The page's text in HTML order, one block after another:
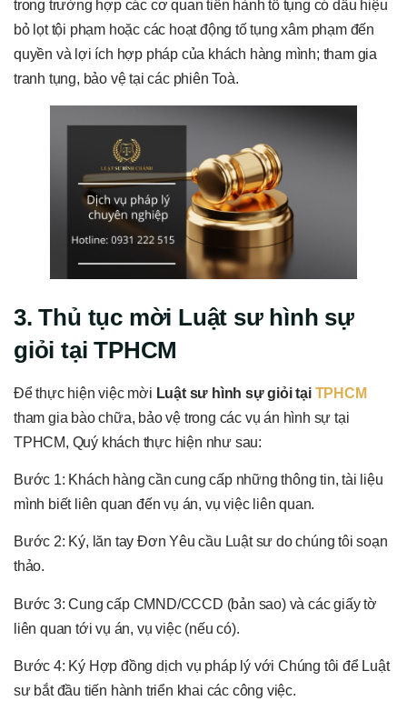
trong trường hợp các cơ quan tiến hành tố tụng có dấu hiệu
bỏ lọt tội phạm hoặc các hoạt động tố tụng xâm phạm đến
quyền và lợi ích hợp pháp của khách hàng mình; tham gia
tranh tụng, bảo vệ tại các phiên Toà.
3. Thủ tục mời Luật sư hình sự
giỏi tại TPHCM
Để thực hiện việc mời Luật sư hình sự giỏi tại TPHCM
tham gia bào chữa, bảo vệ trong các vụ án hình sự tại
TPHCM, Quý khách thực hiện như sau:
Bước 1: Khách hàng cần cung cấp những thông tin, tài liệu
mình biết liên quan đến vụ án, vụ việc liên quan.
Bước 2: Ký, lăn tay Đơn Yêu cầu Luật sư do chúng tôi soạn
thảo.
Bước 3: Cung cấp CMND/CCCD (bản sao) và các giấy tờ
liên quan tới vụ án, vụ việc (nếu có).
Bước 4: Ký Hợp đồng dịch vụ pháp lý với Chúng tôi để Luật
sư bắt đầu tiến hành triển khai các công việc.